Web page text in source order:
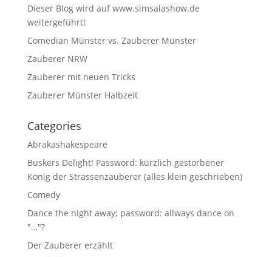
Dieser Blog wird auf www.simsalashow.de
weitergeführt!
Comedian Münster vs. Zauberer Münster
Zauberer NRW
Zauberer mit neuen Tricks
Zauberer Münster Halbzeit
Categories
Abrakashakespeare
Buskers Delight! Password: kürzlich gestorbener
König der Strassenzauberer (alles klein geschrieben)
Comedy
Dance the night away; password: allways dance on
"…"?
Der Zauberer erzählt